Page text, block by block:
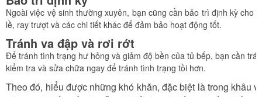
Ngoài việc vệ sinh thường xuyên, bạn cũng cần bảo trì định kỳ
lề, ray trượt và các chi tiết khác để đảm bảo hoạt động tốt.
Tránh va đập và rơi rớt
Để tránh tình trạng hư hỏng và giảm độ bền của tủ bếp, bạn cần
kiểm tra và sửa chữa ngay để tránh tình trạng tồi hơn.
Theo đó, hiểu được những khó khăn, đặc biệt là trong khâu